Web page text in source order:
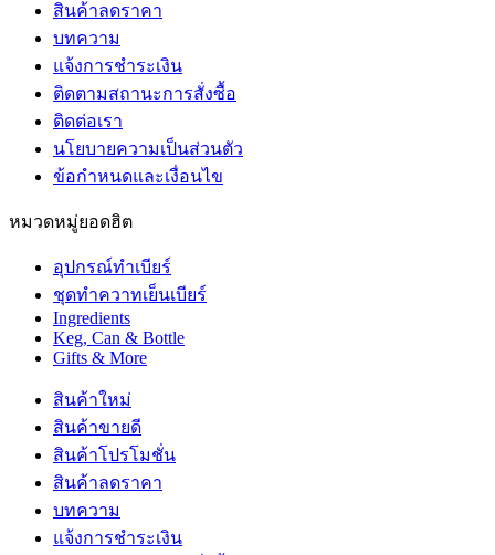
สินค้าลดราคา
บทความ
แจ้งการชำระเงิน
ติดตามสถานะการสั่งซื้อ
ติดต่อเรา
นโยบายความเป็นส่วนตัว
ข้อกำหนดและเงื่อนไข
หมวดหมู่ยอดฮิต
อุปกรณ์ทำเบียร์
ชุดทำควาทเย็นเบียร์
Ingredients
Keg, Can & Bottle
Gifts & More
สินค้าใหม่
สินค้าขายดี
สินค้าโปรโมชั่น
สินค้าลดราคา
บทความ
แจ้งการชำระเงิน